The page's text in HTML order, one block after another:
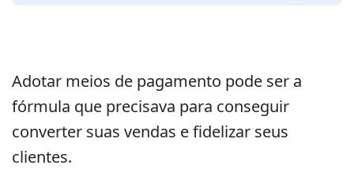
Adotar meios de pagamento pode ser a
fórmula que precisava para conseguir
converter suas vendas e fidelizar seus
clientes.